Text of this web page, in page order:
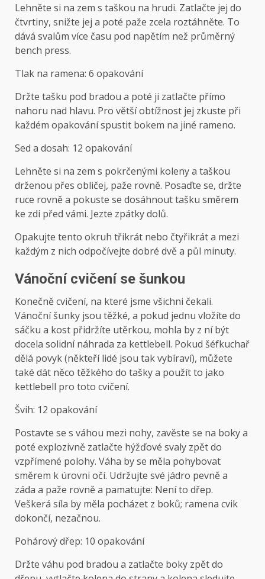
Lehněte si na zem s taškou na hrudi. Zatlačte jej do
čtvrtiny, snižte jej a poté paže zcela roztáhněte. To
dává svalům více času pod napětím než průměrný
bench press.
Tlak na ramena: 6 opakování
Držte tašku pod bradou a poté ji zatlačte přímo
nahoru nad hlavu. Pro větší obtížnost jej zkuste při
každém opakování spustit bokem na jiné rameno.
Sed a dosah: 12 opakování
Lehněte si na zem s pokrčenými koleny a taškou
drženou přes obličej, paže rovně. Posaďte se, držte
ruce rovně a pokuste se dosáhnout tašku směrem
ke zdi před vámi. Jezte zpátky dolů.
Opakujte tento okruh třikrát nebo čtyřikrát a mezi
každým z nich odpočívejte dobré dvě a půl minuty.
Vánoční cvičení se šunkou
Konečně cvičení, na které jsme všichni čekali.
Vánoční šunky jsou těžké, a pokud jednu vložíte do
sáčku a kost přidržíte utěrkou, mohla by z ní být
docela solidní náhrada za kettlebell. Pokud šéfkuchař
dělá povyk (někteří lidé jsou tak vybíraví), můžete
také dát něco těžkého do tašky a použít to jako
kettlebell pro toto cvičení.
Švih: 12 opakování
Postavte se s váhou mezi nohy, zavěste se na boky a
poté explozivně zatlačte hýžďové svaly zpět do
vzpřímené polohy. Váha by se měla pohybovat
směrem k úrovni očí. Udržujte své jádro pevně a
záda a paže rovně a pamatujte: Není to dřep.
Veškerá síla by měla pocházet z boků; ramena cvik
dokončí, nezačnou.
Pohárový dřep: 10 opakování
Držte váhu pod bradou a zatlačte boky zpět do